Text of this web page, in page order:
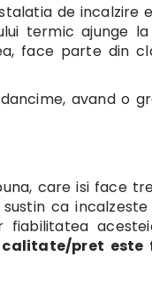
de incalzire
termic ajunge
face parte din
avand o
care isi face
ca
pret este